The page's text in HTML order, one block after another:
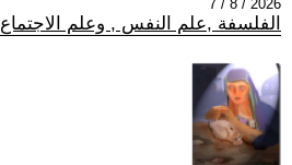
2026 / 8 / 7
الفلسفة ,علم النفس , وعلم الاجتماع